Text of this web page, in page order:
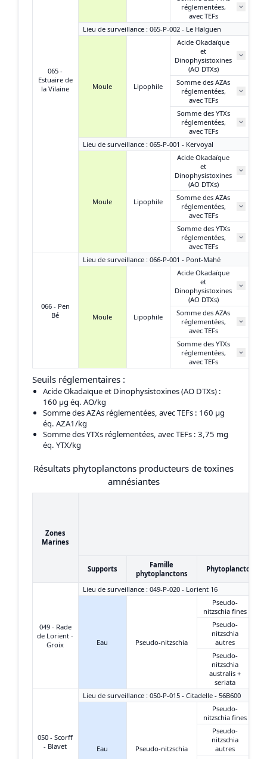
065 -
Estuaire de
la Vilaine
réglementées,
avec TEFs
Lieu de surveillance : 065-P-002 - Le Halguen
Moule Lipophile
Acide Okadaïque
et
Dinophysistoxines
(AO DTXs)
Somme des AZAs
réglementées,
avec TEFs
Somme des YTXs
réglementées,
avec TEFs
Lieu de surveillance : 065-P-001 - Kervoyal
Moule Lipophile
Acide Okadaïque
et
Dinophysistoxines
(AO DTXs)
Somme des AZAs
réglementées,
avec TEFs
Somme des YTXs
réglementées,
avec TEFs
066 - Pen
Bé
Lieu de surveillance : 066-P-001 - Pont-Mahé
Moule Lipophile
Acide Okadaïque
et
Dinophysistoxines
(AO DTXs)
Somme des AZAs
réglementées,
avec TEFs
Somme des YTXs
réglementées,
avec TEFs
Seuils réglementaires :
Acide Okadaïque et Dinophysistoxines (AO DTXs) :
160 μg éq. AO/kg
Somme des AZAs réglementées, avec TEFs : 160 μg
éq. AZA1/kg
Somme des YTXs réglementées, avec TEFs : 3,75 mg
éq. YTX/kg
Résultats phytoplanctons producteurs de toxines
amnésiantes
Zones
Marines
Supports
Famille
phytoplanctons
Phytoplanctons
049 - Rade
de Lorient -
Groix
Lieu de surveillance : 049-P-020 - Lorient 16
Eau Pseudo-nitzschia
Pseudo-
nitzschia fines
Pseudo-
nitzschia
autres
Pseudo-
nitzschia
australis +
seriata
050 - Scorff
- Blavet
Lieu de surveillance : 050-P-015 - Citadelle - 56B600
Eau Pseudo-nitzschia
Pseudo-
nitzschia fines
Pseudo-
nitzschia
autres